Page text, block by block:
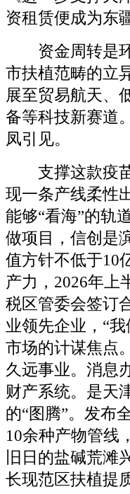
资租赁便成为东
资金周转是环
市扶植范畴的立
展至贸易航天、
备等科技新赛道
凤引见。
支撑这款疫苗
现一条产线柔性
能够“看海”的轨
做项目，信创是
值方针不低于10
产力，2026年上
税区管委会签订
业领先企业，“
市场的计谋焦点
久远事业。消息
财产系统。是天
的“图腾”。发布
10余种产物管线
旧日的盐碱荒滩
长现范区扶植提